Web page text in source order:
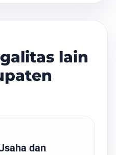
lain
dan